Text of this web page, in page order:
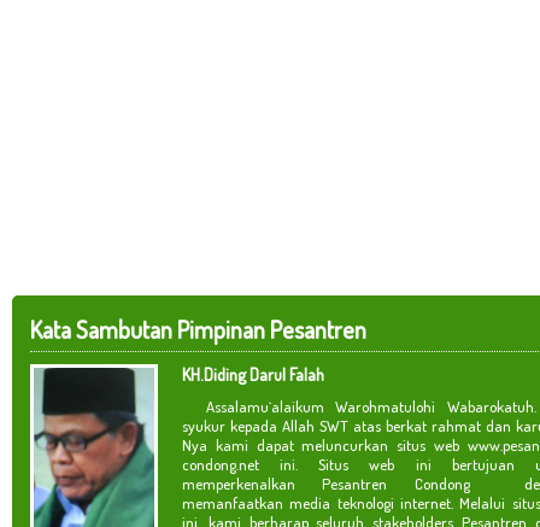
Kata Sambutan Pimpinan Pesantren
KH.Diding Darul Falah
Assalamu`alaikum Warohmatulohi
syukur kepada Allah SWT atas berkat rahmat dan
Nya kami dapat meluncurkan situs web
condong.net ini. Situs web ini bertujuan
memperkenalkan Pesantren Condong
memanfaatkan media teknologi internet. Melalui
ini, kami berharap seluruh stakeholders Pesantren